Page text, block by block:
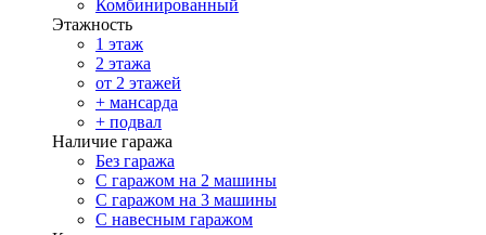
Комбинированный
Этажность
1 этаж
2 этажа
от 2 этажей
+ мансарда
+ подвал
Наличие гаража
Без гаража
С гаражом на 2 машины
С гаражом на 3 машины
С навесным гаражом